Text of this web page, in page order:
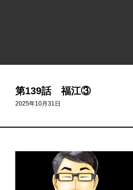
第139話 福江③
2025年10月31日